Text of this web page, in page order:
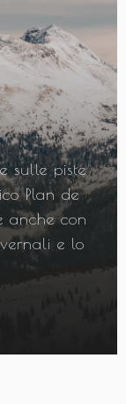
sulle piste
Plan de
anche con
e lo